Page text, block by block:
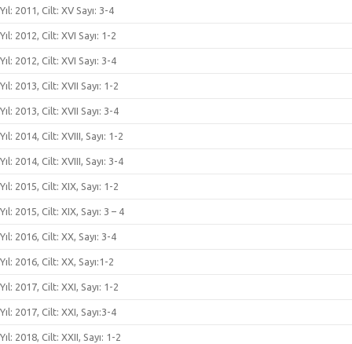
Yıl: 2011, Cilt: XV Sayı: 3-4
Yıl: 2012, Cilt: XVI Sayı: 1-2
Yıl: 2012, Cilt: XVI Sayı: 3-4
Yıl: 2013, Cilt: XVII Sayı: 1-2
Yıl: 2013, Cilt: XVII Sayı: 3-4
Yıl: 2014, Cilt: XVIII, Sayı: 1-2
Yıl: 2014, Cilt: XVIII, Sayı: 3-4
Yıl: 2015, Cilt: XIX, Sayı: 1-2
Yıl: 2015, Cilt: XIX, Sayı: 3 – 4
Yıl: 2016, Cilt: XX, Sayı: 3-4
Yıl: 2016, Cilt: XX, Sayı:1-2
Yıl: 2017, Cilt: XXI, Sayı: 1-2
Yıl: 2017, Cilt: XXI, Sayı:3-4
Yıl: 2018, Cilt: XXII, Sayı: 1-2